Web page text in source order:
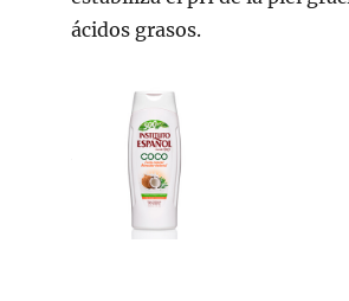
ácidos grasos.